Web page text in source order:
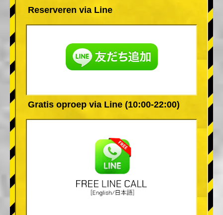
Reserveren via Line
Gratis oproep via Line (10:00-22:00)